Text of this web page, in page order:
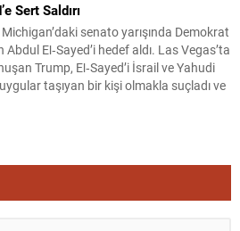
Sert Saldırı
senato yarışında Demokrat
El‑Sayed’i hedef aldı. Las Vegas’ta
Trump, El‑Sayed’i İsrail ve Yahudi
taşıyan bir kişi olmakla suçladı ve
Trump, konuşmasında El‑Sayed’in
sürerek, bu...